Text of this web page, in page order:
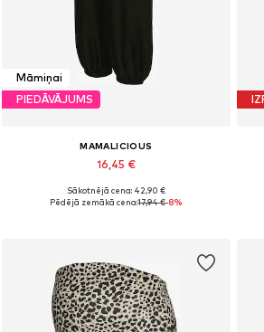
Māmiņai
PIEDĀVĀJUMS
MAMALICIOUS
16,45 €
Pieejamie izmēri: 34, 36, 38, 40, 44
Sākotnējā cena: 42,90 €
Pēdējā zemākā cena:17,94 €-8%